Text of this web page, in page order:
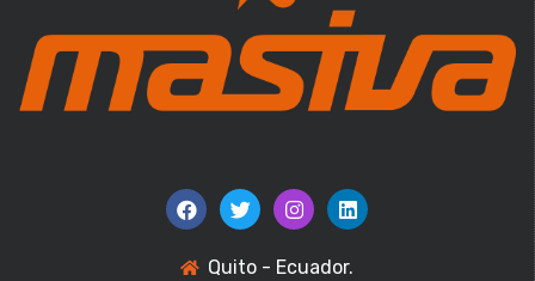
Quito - Ecuador.